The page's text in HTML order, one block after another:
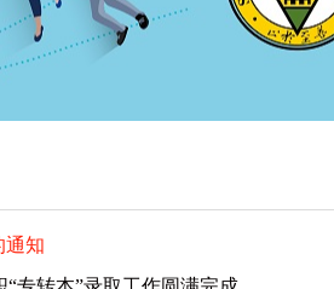
通知